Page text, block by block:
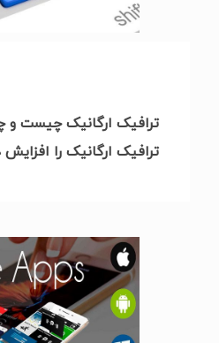
ترافیک ارگانیک چیست و
ترافیک ارگانیک را افزایش